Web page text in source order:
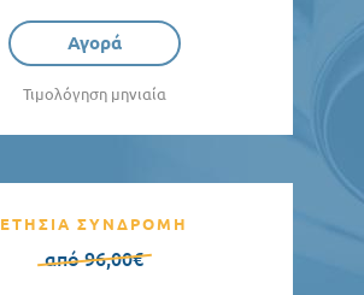
Αγορά
Τιμολόγηση μηνιαία
ΕΤΗΣΙΑ ΣΥΝΔΡΟΜΗ
από 96,00€